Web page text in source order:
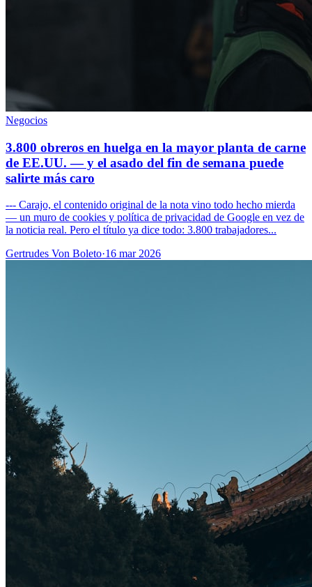
Negocios
3.800 obreros en huelga en la mayor planta de carne
de EE.UU. — y el asado del fin de semana puede
salirte más caro
--- Carajo, el contenido original de la nota vino todo hecho mierda
— un muro de cookies y política de privacidad de Google en vez de
la noticia real. Pero el título ya dice todo: 3.800 trabajadores...
Gertrudes Von Boleto·16 mar 2026